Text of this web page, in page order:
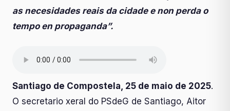
as necesidades reais da cidade e non perda o
tempo en propaganda”.
Santiago de Compostela, 25 de maio de 2025.
O secretario xeral do PSdeG de Santiago, Aitor